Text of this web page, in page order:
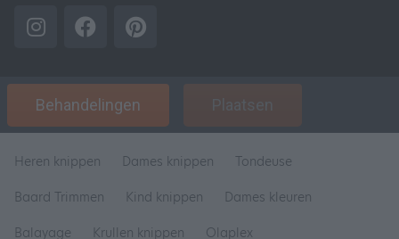
Behandelingen Plaatsen
Heren knippen Dames knippen
Tondeuse
Baard Trimmen
Kind knippen
Dames kleuren
Balayage
Krullen knippen Olaplex